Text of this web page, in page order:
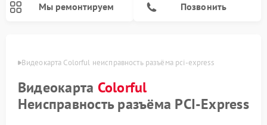
Мы ремонтируем Позвонить
Видеокарта Colorful неисправность разъёма pci‑express
Видеокарта Colorful
Неисправность разъёма PCI‑Express